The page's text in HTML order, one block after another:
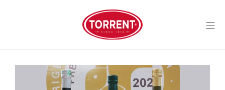
Torrent Closures